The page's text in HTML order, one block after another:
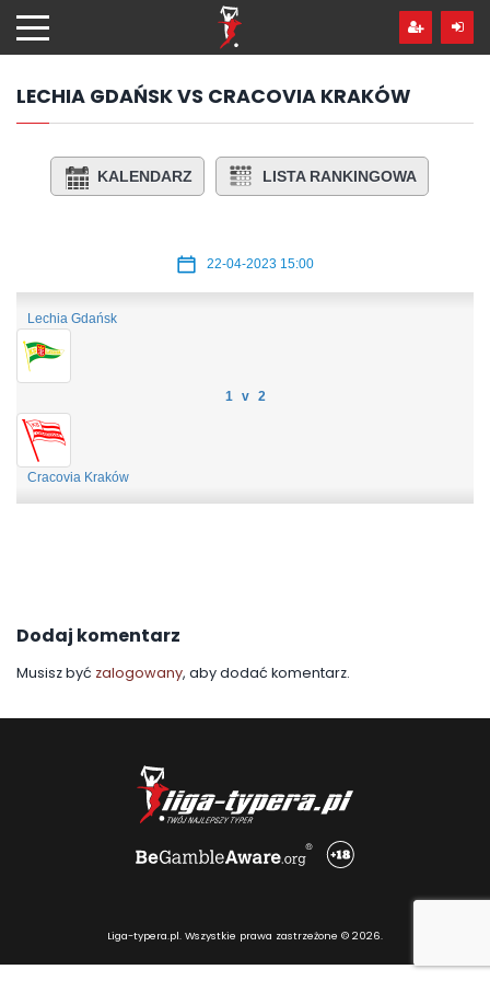
hdo
treści
LECHIA GDAŃSK VS CRACOVIA KRAKÓW
KALENDARZ LISTA RANKINGOWA
22-04-2023 15:00
Lechia Gdańsk
1 v 2
Cracovia Kraków
Dodaj komentarz
Musisz być zalogowany, aby dodać komentarz.
Liga-typera.pl. Wszystkie prawa zastrzeżone © 2026.